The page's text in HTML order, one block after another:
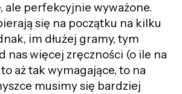
ale perfekcyjnie wyważone.
się na początku na kilku
im dłużej gramy, tym
nas więcej zręczności (o ile na
aż tak wymagające, to na
musimy się bardziej